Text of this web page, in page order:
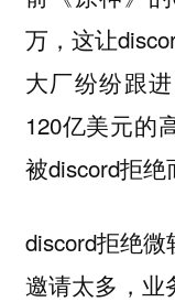
万，这让
大厂纷纷跟
120亿美元的
被discord拒绝
discord拒绝
邀请太多，业